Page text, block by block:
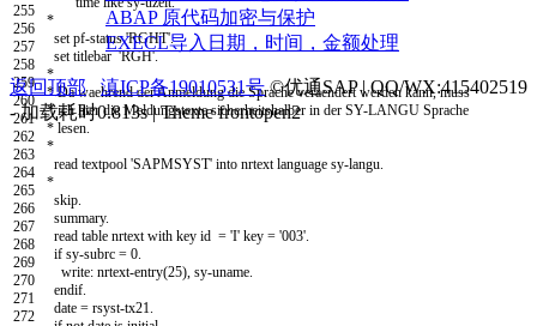
255
256
257
258
259
260
261
262
263
264
265
266
267
268
269
270
271
272
*
set pf-status 'RGHT'.
set titlebar 'RGH'.
*
* Da waehrend der Anmeldung die Sprache veraendert werden kann, muss
* ich hier die Meldungstexte sicherheitshalber in der SY-LANGU Sprache
* lesen.
*
read textpool 'SAPMSYST' into nrtext language sy-langu
*
skip
summary.
read table nrtext with key id = 'I' key = '003'
if sy-subrc = 0.
write: nrtext-entry(25) sy-uname
endif
date = rsyst-tx21
ABAP 原代码加密与保护
EXECL导入日期，时间，金额处理
返回顶部 滇ICP备19010531号 ©优通SAP | QQ/WX:415402519
- 加载耗时0.813s | Themefrontopen2